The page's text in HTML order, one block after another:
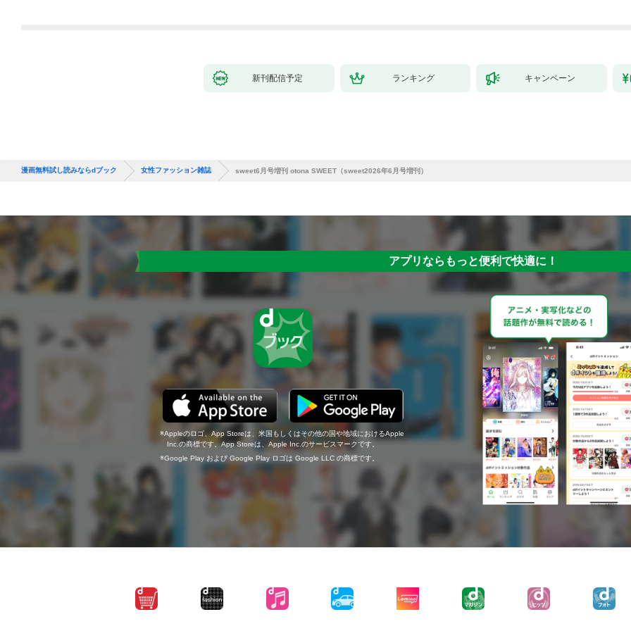
新刊配信予定 ランキング キャンペーン
漫画無料試し読みならdブック 女性ファッション雑誌 sweet6月号増刊 otona SWEET（sweet2026年6月号増刊）
アプリならもっと便利で快適に！
Appleのロゴ、App Storeは、米国もしくはその他の国や地域におけるApple
Inc.の商標です。App Storeは、Apple Inc.のサービスマークです。
Google Play および Google Play ロゴは Google LLC の商標です。